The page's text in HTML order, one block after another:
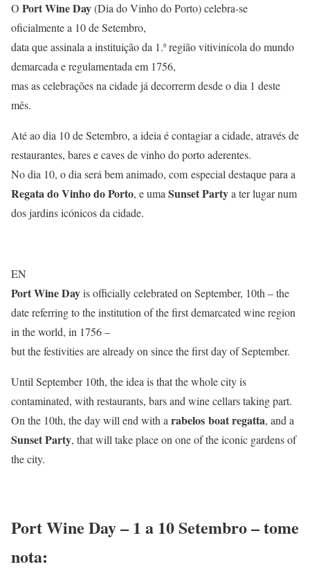
O Port Wine Day(Dia do Vinho do Porto) celebra-se
oficialmente a 10 de Setembro,
data que assinala a instituição da 1.ª região vitivinícola do mundo
demarcada e regulamentada em 1756,
mas as celebrações na cidade já decorrerm desde o dia 1 deste
mês.
Até ao dia 10 de Setembro, a ideia é contagiar a cidade, através de
restaurantes, bares e caves de vinho do porto aderentes.
No dia 10, o dia será bem animado, com especial destaque para a
Regata do Vinho do Porto, e uma Sunset Partya ter lugar num
dos jardins icónicos da cidade.
EN
Port Wine Dayis officially celebrated on September, 10th – the
date referring to the institution of the first demarcated wine region
in the world, in 1756 –
but the festivities are already on since the first day of September.
Until September 10th, the idea is that the whole city is
contaminated, with restaurants, bars and wine cellars taking part.
On the 10th, the day will end with a rabelos boat regatta, and a
Sunset Party, that will take place on one of the iconic gardens of
the city.
Port Wine Day – 1 a 10 Setembro – tome
nota: